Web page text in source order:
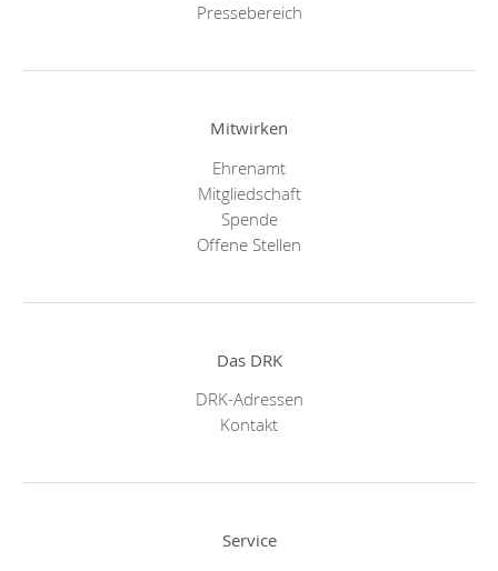
Pressebereich
Mitwirken
Ehrenamt
Mitgliedschaft
Spende
Offene Stellen
Das DRK
DRK-Adressen
Kontakt
Service